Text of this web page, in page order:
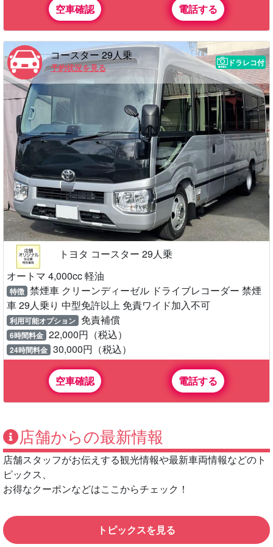
空車確認 電話する
コースター 29人乗
予約状況を見る
ドラレコ付
トヨタ コースター 29人乗
オートマ 4,000cc 軽油
特徴 禁煙車 クリーンディーゼル ドライブレコーダー 禁煙
車 29人乗り 中型免許以上 免責ワイド加入不可
利用可能オプション 免責補償
6時間料金 22,000円（税込）
24時間料金 30,000円（税込）
空車確認 電話する
店舗からの最新情報
店舗スタッフがお伝えする観光情報や最新車両情報などのト
ピックス、
お得なクーポンなどはここからチェック！
トピックスを見る